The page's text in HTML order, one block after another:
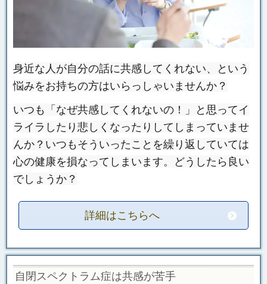
身近な人が自分の話に共感してくれない、という
悩みをお持ちの方はいらっしゃいませんか？
いつも「なぜ共感してくれないの！」と思ってイ
ライラしたり悲しくなったりしてしまっていませ
んか？いつもそういったことを繰り返していては
心の健康を損なってしまいます。どうしたら良い
でしょうか？
詳細はこちらへ
自閉スペクトラム症は共感が苦手